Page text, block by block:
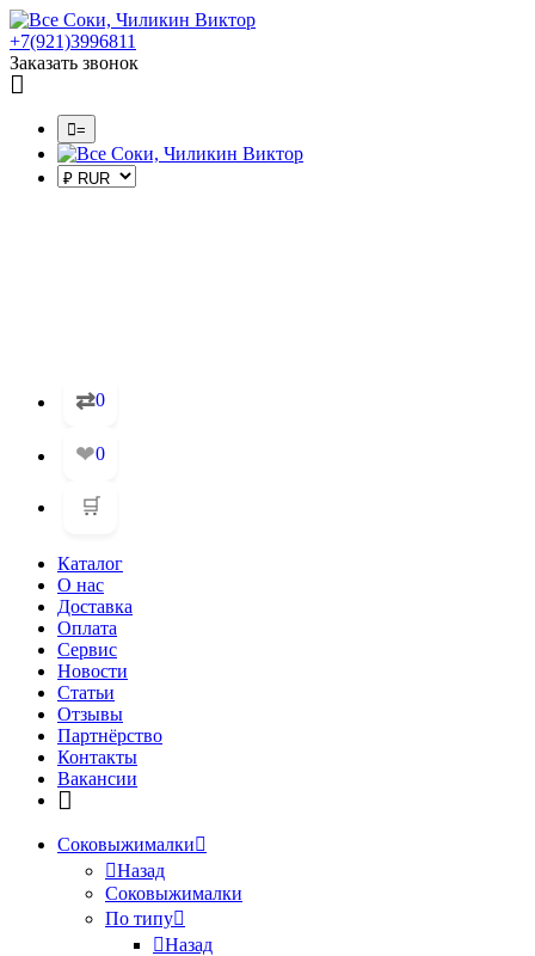
+7(921)3996811
Заказать звонок
=
⇄0
❤0
🛒
Каталог
О нас
Доставка
Оплата
Сервис
Новости
Статьи
Отзывы
Партнёрство
Контакты
Вакансии
Соковыжималки
Назад
Соковыжималки
По типу
Назад